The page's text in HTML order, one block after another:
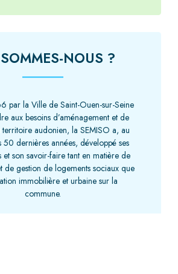
NOUS ?
par la Ville de Saint-Ouen-sur-Seine
aux besoins d’aménagement et de
audonien, la SEMISO a, au
50 dernières années, développé ses
et son savoir-faire tant en matière de
de gestion de logements sociaux que
immobilière et urbaine sur la
commune.